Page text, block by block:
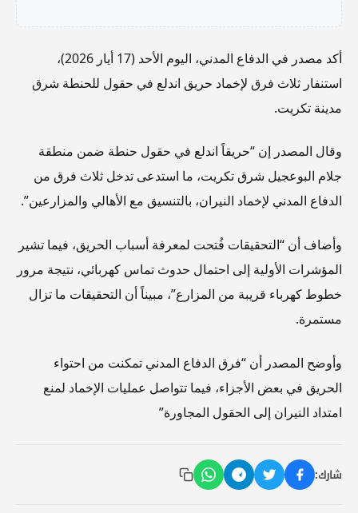
أكد مصدر في الدفاع المدني، اليوم الأحد (17 أيار 2026)،
استنفار ثلاث فرق لإخماد حريق اندلع في حقول للحنطة شرق
مدينة تكريت.
وقال المصدر إن “حريقاً اندلع في حقول حنطة ضمن منطقة
جلام البوعجيل شرق تكريت، ما استدعى تدخل ثلاث فرق من
الدفاع المدني لإخماد النيران، بالتنسيق مع الأهالي والمزارعين”.
وأضاف أن “التحقيقات فُتحت لمعرفة أسباب الحريق، فيما تشير
المؤشرات الأولية إلى احتمال حدوث تماس كهربائي، نتيجة مرور
خطوط كهرباء قريبة من المزارع”، مبيناً أن التحقيقات ما تزال
مستمرة.
وأوضح المصدر أن “فرق الدفاع المدني تمكنت من احتواء
الحريق في بعض الأجزاء، فيما تتواصل عمليات الإخماد لمنع
امتداد النيران إلى الحقول المجاورة”
شارك: